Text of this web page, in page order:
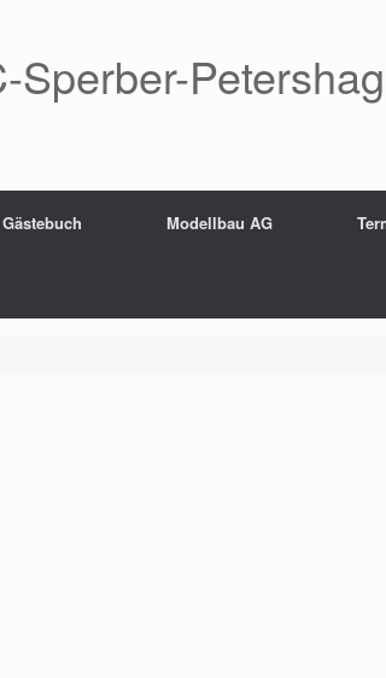
Sperber-
Gästebuch Modellbau AG